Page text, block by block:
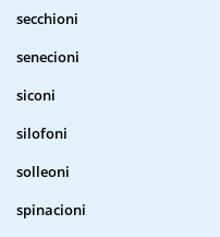
secchioni
senecioni
siconi
silofoni
solleoni
spinacioni